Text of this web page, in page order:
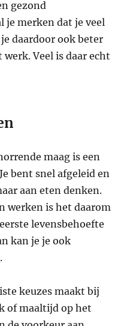
gezond
je merken dat je veel
daardoor ook beter
Veel is daar echt
maag is een
bent snel afgeleid en
aan eten denken.
werken is het daarom
levensbehoefte
kan je je ook
keuzes maakt bij
of maaltijd op het